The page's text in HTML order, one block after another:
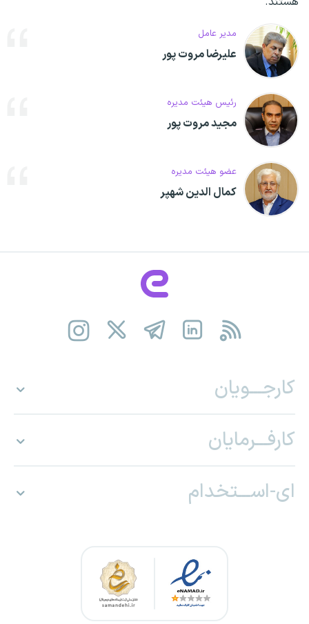
مدیر عامل
علیرضا مروت پور
رئیس هیئت مدیره
مجید مروت پور
عضو هیئت مدیره
کمال الدین شهپر
کارجـــویان
کارفـــرمایان
ای-اســـتخدام